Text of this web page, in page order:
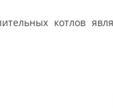
котлов